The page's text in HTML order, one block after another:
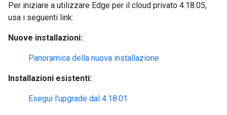
Per iniziare a utilizzare Edge per il cloud privato 4.18.05,
usa i seguenti link:
Nuove installazioni:
Panoramica della nuova installazione
Installazioni esistenti:
Esegui l'upgrade dal 4.18.01